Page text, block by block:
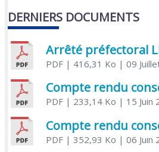
DERNIERS DOCUMENTS
PDF| 416,31 Ko | 09
PDF| 233,14 Ko | 15 Juin
PDF| 352,93 Ko | 06 Juin